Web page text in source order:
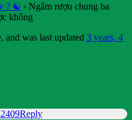
? ☯️ › Ngâm rượu chung ba
không
and was last updated 3 years, 4
Reply